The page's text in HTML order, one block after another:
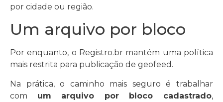
por cidade ou região.
Um arquivo por bloco
Por enquanto, o Registro.br mantém uma política
mais restrita para publicação de geofeed.
Na prática, o caminho mais seguro é trabalhar
com um arquivo por bloco cadastrado,